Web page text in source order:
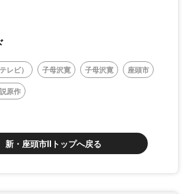
レビ） 子母沢寛 子母沢寛
座頭市
原作
新・座頭市IIトップへ戻る